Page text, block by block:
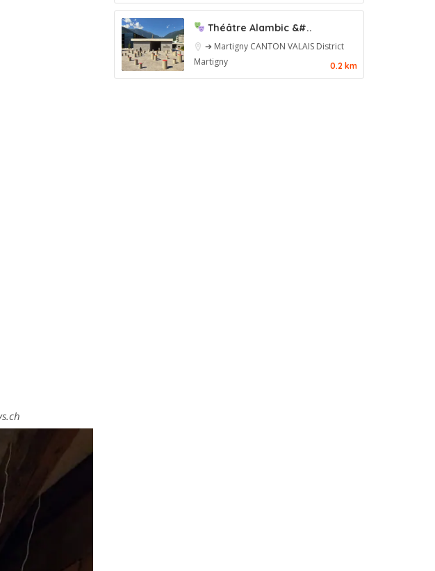
Théâtre Alambic &#..
➔ Martigny CANTON VALAIS District
Martigny
0.2 km